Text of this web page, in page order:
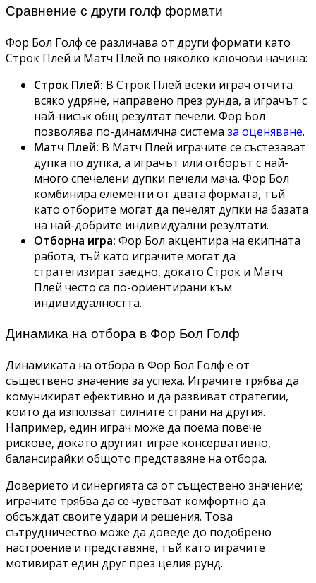
Сравнение с други голф формати
Фор Бол Голф се различава от други формати като
Строк Плей и Матч Плей по няколко ключови начина:
Строк Плей: В Строк Плей всеки играч отчита
всяко удряне, направено през рунда, а играчът с
най-нисък общ резултат печели. Фор Бол
позволява по-динамична система за оценяване.
Матч Плей: В Матч Плей играчите се състезават
дупка по дупка, а играчът или отборът с най-
много спечелени дупки печели мача. Фор Бол
комбинира елементи от двата формата, тъй
като отборите могат да печелят дупки на базата
на най-добрите индивидуални резултати.
Отборна игра: Фор Бол акцентира на екипната
работа, тъй като играчите могат да
стратегизират заедно, докато Строк и Матч
Плей често са по-ориентирани към
индивидуалността.
Динамика на отбора в Фор Бол Голф
Динамиката на отбора в Фор Бол Голф е от
съществено значение за успеха. Играчите трябва да
комуникират ефективно и да развиват стратегии,
които да използват силните страни на другия.
Например, един играч може да поема повече
рискове, докато другият играе консервативно,
балансирайки общото представяне на отбора.
Доверието и синергията са от съществено значение;
играчите трябва да се чувстват комфортно да
обсъждат своите удари и решения. Това
сътрудничество може да доведе до подобрено
настроение и представяне, тъй като играчите
мотивират един друг през целия рунд.